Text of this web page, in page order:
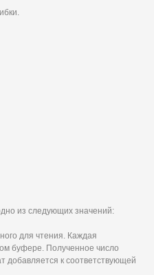
из следующих значений:
для чтения. Каждая
буфере. Полученное число
добавляется к соответствующей